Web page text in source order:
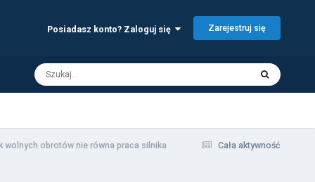
Posiadasz konto? Zaloguj się Zarejestruj się
Cała aktywność
wolnych obrotów nie równa praca silnika